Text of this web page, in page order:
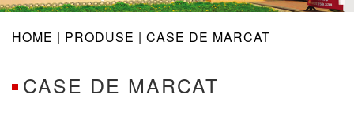
HOME | PRODUSE | CASE DE MARCAT
CASE DE MARCAT